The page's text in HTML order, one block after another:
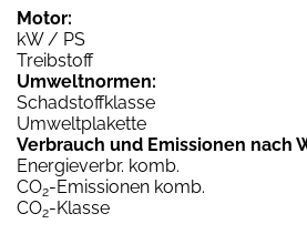
Motor:
kW / PS
Treibstoff
Umweltnormen:
Schadstoffklasse
Umweltplakette
Verbrauch und Emissionen nach
Energieverbr. komb.
CO2-Emissionen komb.
CO2-Klasse